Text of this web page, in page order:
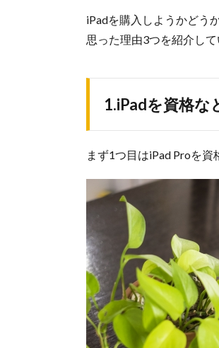
iPadを購入しようかどう
思った理由3つを紹介して
1.iPadを資格な
まず1つ目はiPad Proを資